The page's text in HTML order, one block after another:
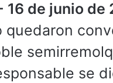
de junio de
quedaron
se